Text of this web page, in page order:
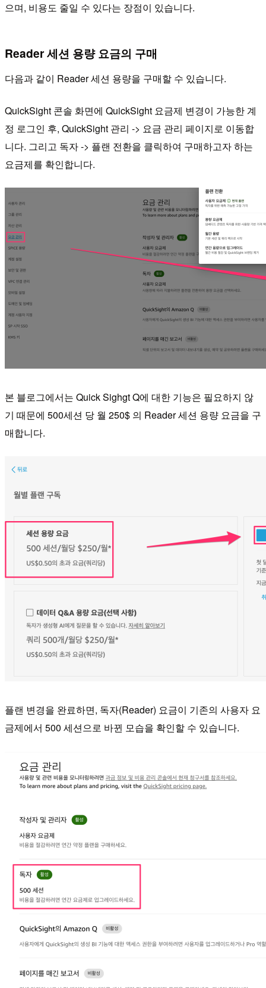
으며, 비용도 줄일 수 있다는 장점이 있습니다.
Reader 세션 용량 요금의 구매
다음과 같이 Reader 세션 용량을 구매할 수 있습니다.
QuickSight 콘솔 화면에 QuickSight 요금제 변경이 가능한 계
정 로그인 후, QuickSight 관리 -> 요금 관리 페이지로 이동합
니다. 그리고 독자 -> 플랜 전환을 클릭하여 구매하고자 하는
요금제를 확인합니다.
본 블로그에서는 Quick Sighgt Q에 대한 기능은 필요하지 않
기 때문에 500세션 당 월 250$ 의 Reader 세션 용량 요금을 구
매합니다.
플랜 변경을 완료하면, 독자(Reader) 요금이 기존의 사용자 요
금제에서 500 세션으로 바뀐 모습을 확인할 수 있습니다.